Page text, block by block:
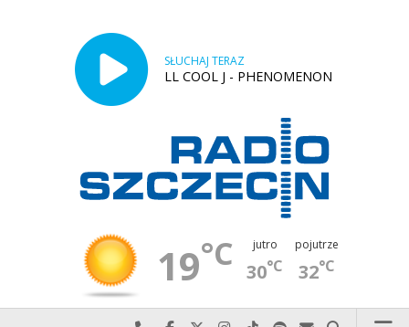
SŁUCHAJ TERAZ
LL COOL J - PHENOMENON
19°C jutro
30°C
pojutrze
32°C